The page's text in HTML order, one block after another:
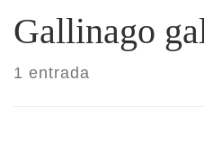
Gallinago
1 entrada